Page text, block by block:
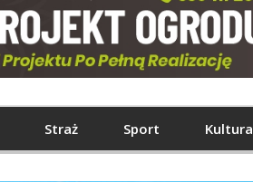
Straż Sport Kultura